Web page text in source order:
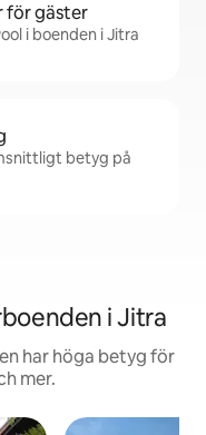
för gäster
i boenden i Jitra
betyg på
i Jitra
har höga betyg för
mer.